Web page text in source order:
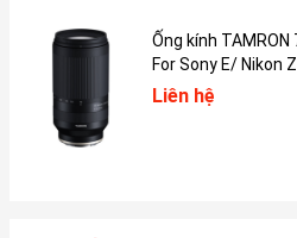
Ống kính TAMRON 70-300mm F4.5-6.3 Di III RXD
For Sony E/ Nikon Z
Liên hệ